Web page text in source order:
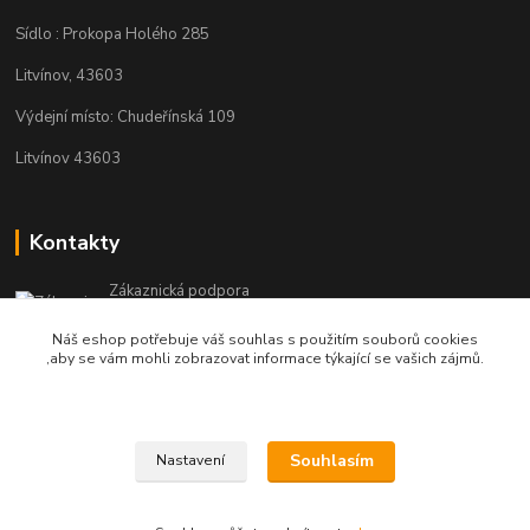
Sídlo : Prokopa Holého 285
Litvínov, 43603
Výdejní místo: Chudeřínská 109
Litvínov 43603
Kontakty
Zákaznická podpora
(Po-Pá, 8-16 hod.)
Náš eshop potřebuje váš souhlas s použitím souborů cookies
,aby se vám mohli zobrazovat informace týkající se vašich zájmů.
Nastavení Souhlasím